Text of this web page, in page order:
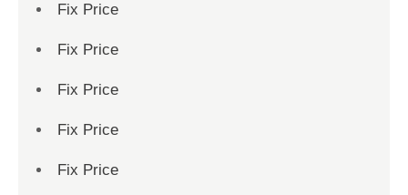
Fix Price
Fix Price
Fix Price
Fix Price
Fix Price